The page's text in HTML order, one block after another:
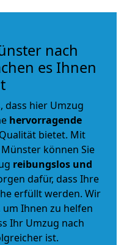
nach
es Ihnen
dass hier Umzug
hervorragende
bietet. Mit
können Sie
reibungslos und
dafür, dass Ihre
erfüllt werden. Wir
um Ihnen zu helfen
Ihr Umzug nach
ist.